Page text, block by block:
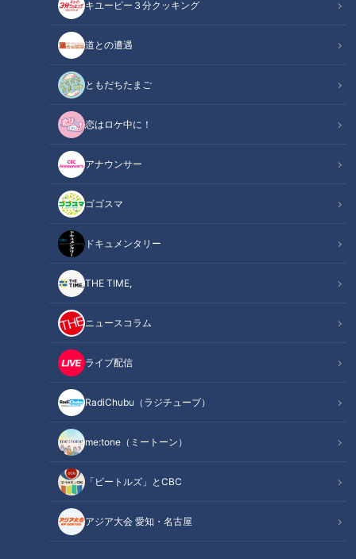
キユーピー３分クッキング
道との遭遇
ともだちたまご
恋はロケ中に！
アナウンサー
ゴゴスマ
ドキュメンタリー
THE TIME,
ニュースコラム
ライブ配信
RadiChubu（ラジチューブ）
me:tone（ミートーン）
「ビートルズ」とCBC
アジア大会 愛知・名古屋
ドキュメンタリー
長編ドキュメンタリー
トゥレット症という病気と闘う棈松怜音さん29歳。
病気を知ってもらうための出前授業を全国の学校で行っていま
すが、今回、能登半島から依頼が届きました。
この記事の画像を見る
この記事を見たあなたへのおすすめ
15秒に１回大声が出るトゥレッ
ト症の配達員 1年間の取材【総
15秒に１回大声が出るトゥレッ
ト症の配達員 地元の公園で談
笑中 警備員に突然注意されたワ
ケは…？【不定期配信】
週１回だけ現れる幻の駄菓子屋
さん「かくれんぼ」夏休みの子
どもも夢中
白川茶を愛する７１歳の“幸び
と”